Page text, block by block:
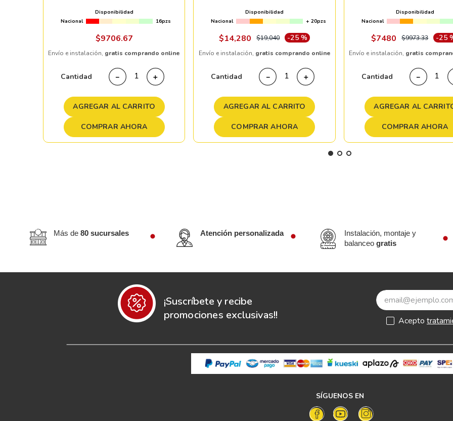
Disponibilidad
Nacional
16pzs
$9706.67
Envío e instalación, gratis comprando online
Cantidad ＋
－
AGREGAR AL CARRITO
COMPRAR AHORA
Disponibilidad
Nacional
+ 20pzs
$14,280 $19,040 -25 %
Envío e instalación, gratis comprando online
Cantidad ＋
－
AGREGAR AL CARRITO
COMPRAR AHORA
Disponibilidad
Nacional
$7480 $9973.33 -25
Envío e instalación, gratis
Cantidad －
AGREGAR AL
COMPRAR AHORA
Más de 80 sucursales Atención personalizada
Instalación, montaje y
balanceogratis
¡Suscríbete y recibe
promociones exclusivas!!
Acepto
SÍGUENOS EN